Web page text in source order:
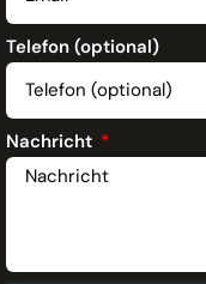
Telefon (optional)
Nachricht